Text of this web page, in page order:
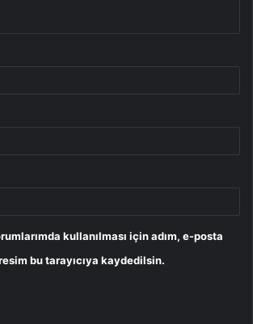
kullanılması için adım, e-posta
bu tarayıcıya kaydedilsin.